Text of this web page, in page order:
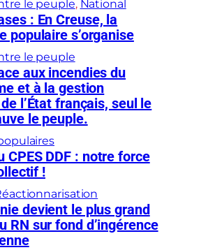
le peuple, National
: En Creuse, la
populaire s’organise
le peuple
aux incendies du
et à la gestion
l’État français, seul le
le peuple.
CPES DDF : notre force
!
devient le plus grand
RN sur fond d’ingérence